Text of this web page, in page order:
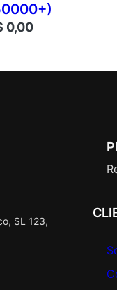
0,00
SL 123,